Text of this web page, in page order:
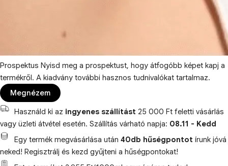
Prospektus Nyisd meg a prospektust, hogy átfogóbb képet kapj a
termékről. A kiadvány további hasznos tudnivalókat tartalmaz.
Megnézem
Használd ki az ingyenes szállítást 25 000 Ft feletti vásárlás
vagy üzleti átvétel esetén. Szállítás várható napja: 08.11 - Kedd
Egy termék megvásárlása után 40db hűségpontot írunk jóvá
neked! Regisztrálj és kezd gyűjteni a hűségpontokat!